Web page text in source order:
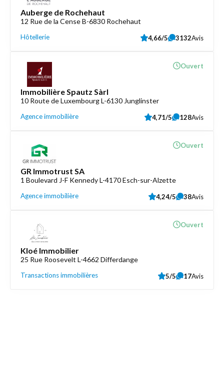
Auberge de Rochehaut
12 Rue de la Cense B-6830 Rochehaut
Hôtellerie 4,66/5 3132Avis
Immobilière Spautz Sàrl
10 Route de Luxembourg L-6130 Junglinster
Agence immobilière
Ouvert
4,71/5 128Avis
GR Immotrust SA
1 Boulevard J-F Kennedy L-4170 Esch-sur-Alzette
Agence immobilière
Ouvert
4,24/5 38Avis
Kloé Immobilier
25 Rue Roosevelt L-4662 Differdange
Transactions immobilières
Ouvert
5/5 17Avis